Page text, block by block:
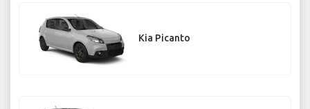
Kia Picanto